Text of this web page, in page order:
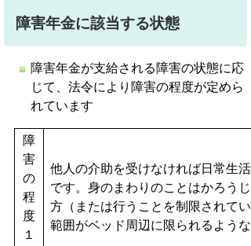
障害年金に該当する状態
障害年金が支給される障害の状態に応
じて、法令により障害の程度が定めら
れています
障
害
の
程
度
１
他人の介助を受けなければ日常生
です。身のまわりのことはかろう
方（または行うことを制限されて
範囲がベッド周辺に限られるよう